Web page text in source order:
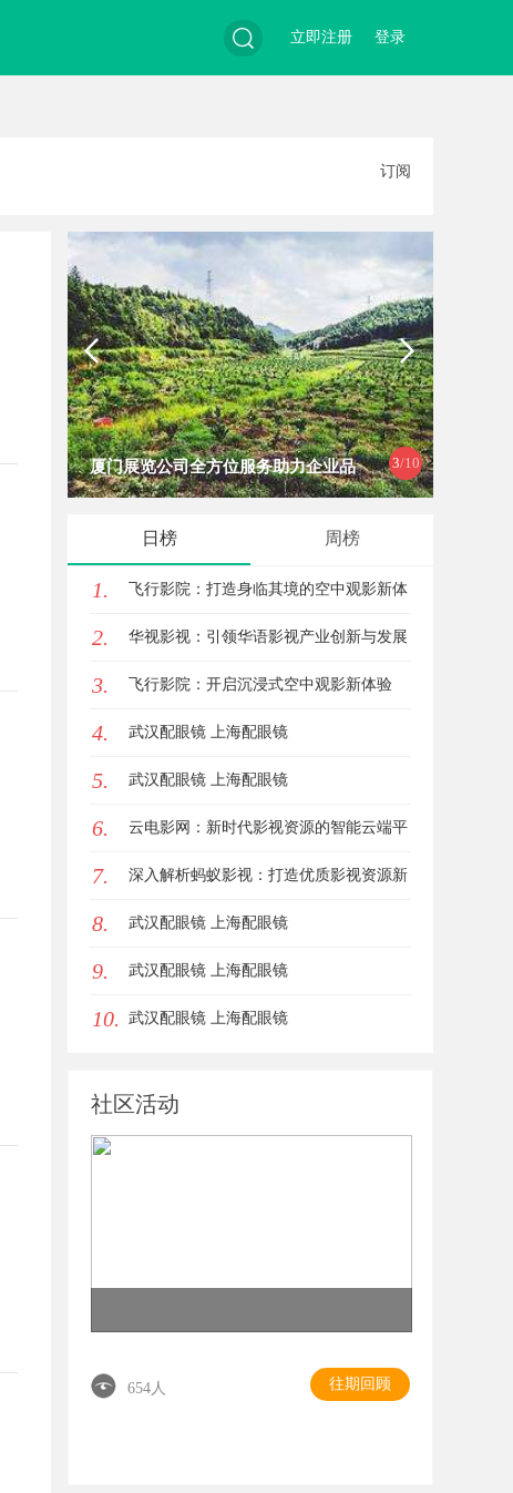
登录
立即注册
订阅
3/10
厦门展览公司全方位服务助力企业品
日榜 周榜
1. 飞行影院：打造身临其境的空中观影新体
验
2. 华视影视：引领华语影视产业创新与发展
的标杆企业
3. 飞行影院：开启沉浸式空中观影新体验
4. 武汉配眼镜 上海配眼镜
5. 武汉配眼镜 上海配眼镜
6. 云电影网：新时代影视资源的智能云端平
台解析
7. 深入解析蚂蚁影视：打造优质影视资源新
平台
8. 武汉配眼镜 上海配眼镜
9. 武汉配眼镜 上海配眼镜
10. 武汉配眼镜 上海配眼镜
社区活动
654人 往期回顾